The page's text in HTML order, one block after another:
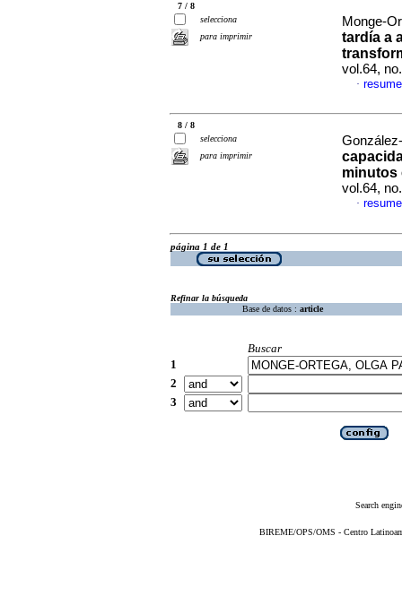
7 / 8
selecciona
para imprimir
Monge-
tardía a
vol.64,
·
8 / 8
selecciona
para imprimir
minutos
vol.64,
·
página 1 de 1
Refinar la búsqueda
Base de datos : article
Buscar
1
2
3
Search
BIREME/OPS/OMS - Centro